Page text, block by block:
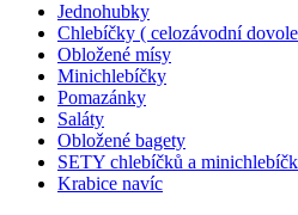
Jednohubky
Chlebíčky ( celozávodní
Obložené mísy
Minichlebíčky
Pomazánky
Saláty
Obložené bagety
SETY chlebíčků a
Krabice navíc